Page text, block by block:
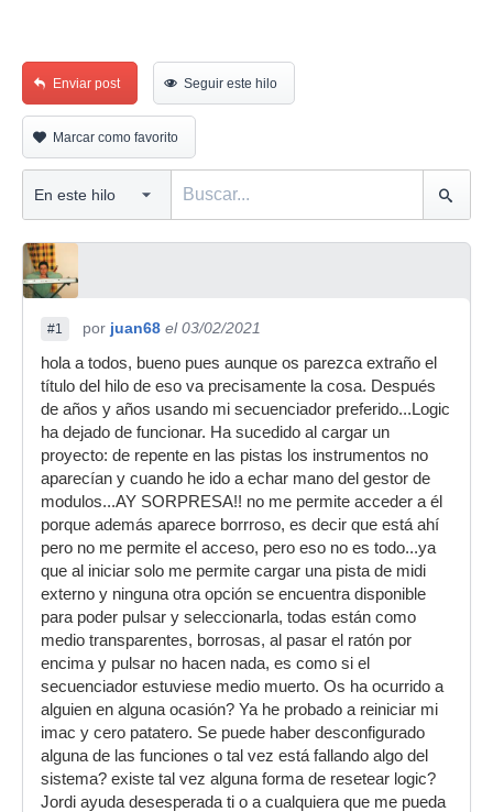
Enviar post Seguir este hilo
Marcar como favorito
#1 por juan68 el 03/02/2021
hola a todos, bueno pues aunque os parezca extraño el
título del hilo de eso va precisamente la cosa. Después
de años y años usando mi secuenciador preferido...Logic
ha dejado de funcionar. Ha sucedido al cargar un
proyecto: de repente en las pistas los instrumentos no
aparecían y cuando he ido a echar mano del gestor de
modulos...AY SORPRESA!! no me permite acceder a él
porque además aparece borrroso, es decir que está ahí
pero no me permite el acceso, pero eso no es todo...ya
que al iniciar solo me permite cargar una pista de midi
externo y ninguna otra opción se encuentra disponible
para poder pulsar y seleccionarla, todas están como
medio transparentes, borrosas, al pasar el ratón por
encima y pulsar no hacen nada, es como si el
secuenciador estuviese medio muerto. Os ha ocurrido a
alguien en alguna ocasión? Ya he probado a reiniciar mi
imac y cero patatero. Se puede haber desconfigurado
alguna de las funciones o tal vez está fallando algo del
sistema? existe tal vez alguna forma de resetear logic?
Jordi ayuda desesperada ti o a cualquiera que me pueda